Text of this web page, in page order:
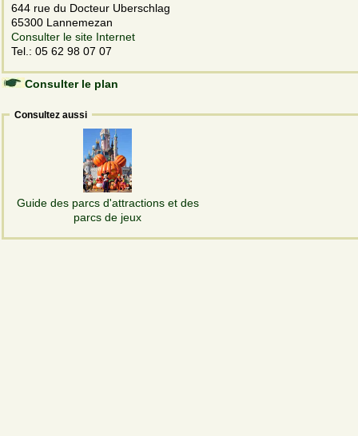
644 rue du Docteur Uberschlag
65300 Lannemezan
Consulter le site Internet
Tel.: 05 62 98 07 07
Consulter le plan
Consultez aussi
Guide des parcs d'attractions et des
parcs de jeux